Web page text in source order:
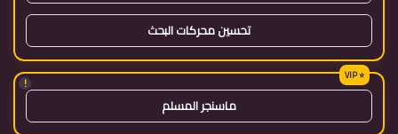
تحسين محركات البحث
!
ماسنجر المسلم